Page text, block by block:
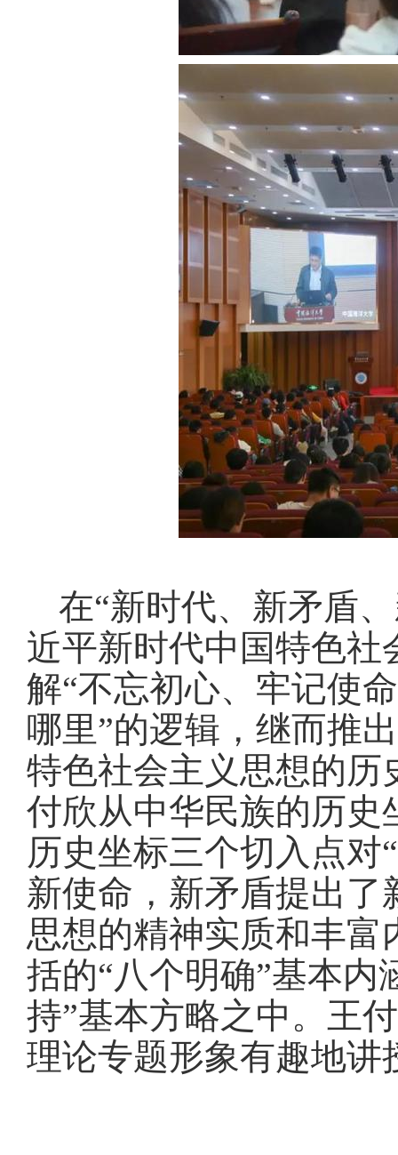
在“新时代、新矛盾
近平新时代中国特色社
解“不忘初心、牢记使
哪里”的逻辑，继而推
特色社会主义思想的历
付欣从中华民族的历史
历史坐标三个切入点对
新使命，新矛盾提出
思想的精神实质和丰
括的“八个明确”基本内
持”基本方略之中。王
理论专题形象有趣地讲